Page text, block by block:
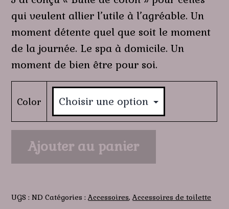
qui veulent allier l’utile à l’agréable. Un
moment détente quel que soit le moment
de la journée. Le spa à domicile. Un
moment de bien être pour soi.
Color
Bulle
coton
Ajouter au panier
UGS :ND Catégories :Accessoires,Accessoires de toilette